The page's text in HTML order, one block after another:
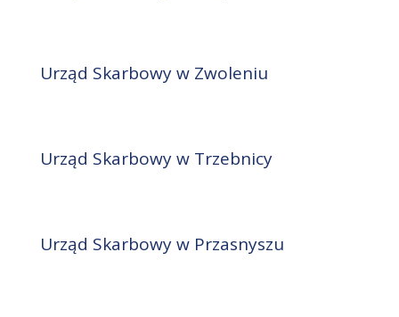
Urząd Skarbowy w Zwoleniu
Urząd Skarbowy w Trzebnicy
Urząd Skarbowy w Przasnyszu